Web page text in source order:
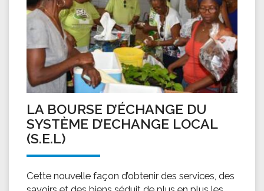
LA BOURSE D’ÉCHANGE DU
SYSTÈME D’ECHANGE LOCAL
(S.E.L)
Cette nouvelle façon d’obtenir des services, des